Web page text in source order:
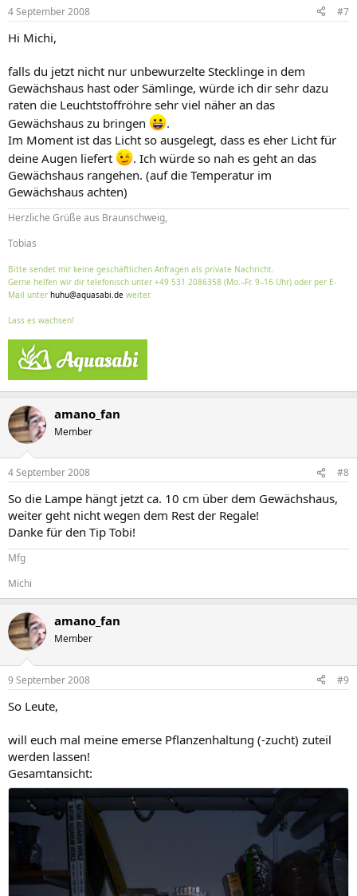
4 September 2008 #7
Hi Michi,
falls du jetzt nicht nur unbewurzelte Stecklinge in dem
Gewächshaus hast oder Sämlinge, würde ich dir sehr dazu
raten die Leuchtstoffröhre sehr viel näher an das
Gewächshaus zu bringen
.
Im Moment ist das Licht so ausgelegt, dass es eher Licht für
deine Augen liefert
. Ich würde so nah es geht an das
Gewächshaus rangehen. (auf die Temperatur im
Gewächshaus achten)
Herzliche Grüße aus Braunschweig,
Tobias
Bitte sendet mir keine geschäftlichen Anfragen als private Nachricht.
Gerne helfen wir dir telefonisch unter +49 531 2086358 (Mo.–Fr. 9–16 Uhr) oder per E-
Mail unter huhu@aquasabi.de weiter.
Lass es wachsen!
amano_fan
Member
4 September 2008 #8
So die Lampe hängt jetzt ca. 10 cm über dem Gewächshaus,
weiter geht nicht wegen dem Rest der Regale!
Danke für den Tip Tobi!
Mfg
Michi
amano_fan
Member
9 September 2008 #9
So Leute,
will euch mal meine emerse Pflanzenhaltung (-zucht) zuteil
werden lassen!
Gesamtansicht: